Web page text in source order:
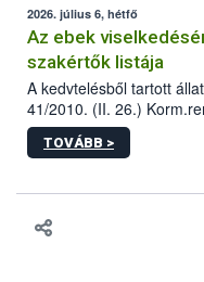
2026. július 6, hétfő
Az ebek
szakértők listája
A kedvtelésből tartott
41/2010. (II. 26.)
sérülés, illetve ennek
hatósági feladatokat,
vonni az ebek
TOVÁBB >